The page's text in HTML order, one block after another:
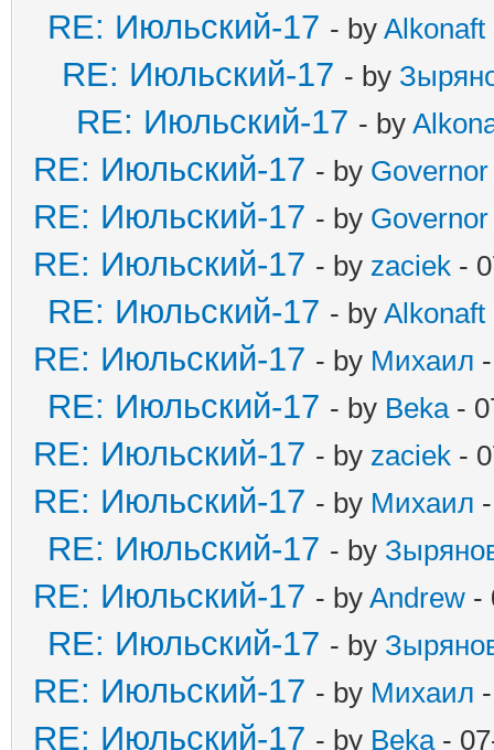
RE: Июльский-17 - by Alkonaft
RE: Июльский-17 - by
RE: Июльский-17 - by
RE: Июльский-17 - by Governor
RE: Июльский-17 - by Governor
RE: Июльский-17 - by zaciek -
RE: Июльский-17 - by Alkonaft
RE: Июльский-17 - by Михаил
RE: Июльский-17 - by Beka-
RE: Июльский-17 - by zaciek -
RE: Июльский-17 - by Михаил
RE: Июльский-17 - by
RE: Июльский-17 - by Andrew -
RE: Июльский-17 - by
RE: Июльский-17 - by Михаил
RE: Июльский-17 - by Beka-